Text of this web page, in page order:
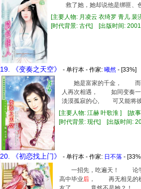
救了她，她却说他是绑匪、
[主要人物: 月凌云 衣绮罗 青儿
[时代背景: 古代] [出版时间:
19. 《变奏之天空》 - 单行本 - 作家: 曦然 - [33%]
她是富家的千金， 而他
人再次相遇， 如同变奏
淡漠孤寂的心, 可又能将
[主要人物: 江赫 叶歌淮 ] [故
[时代背景: 现代] [出版时间:
20. 《初恋找上门》 - 单行本 - 作家: 日不落 -
一招先，吃遍天！ 论学
高中毕业后 ， 再无相见的